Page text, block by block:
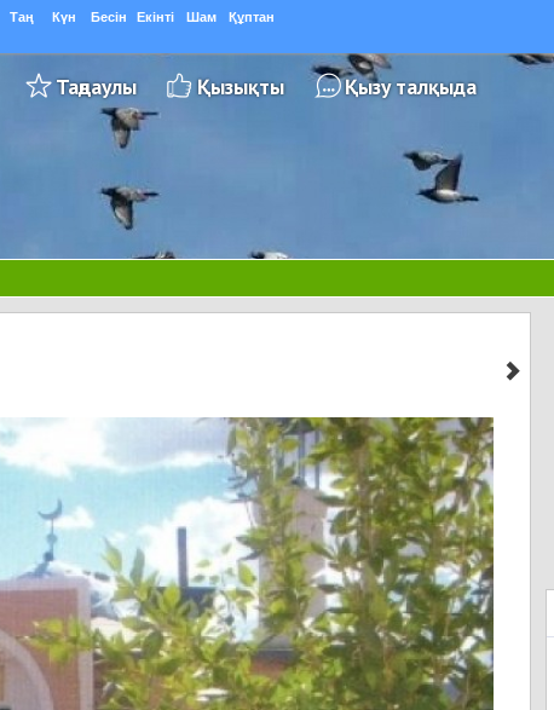
Таң Күн Бесін Екінті Шам Құптан
Таңдаулы Қызықты Қызу талқыда